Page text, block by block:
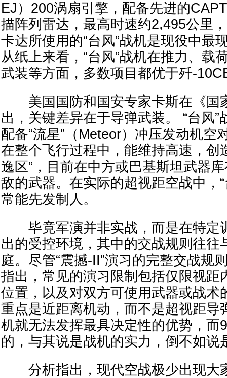
EJ）200涡扇引擎，配备先进的
描阵列雷达，最高时速约2,495公里
卡达所使用的“台风”战机是现役中最
从纸上来看，“台风”战机在推力、载
武装等方面，多数项目都优于歼-
美国国防和国安专家卡斯在《国
出，关键差异在于导弹武装。 “台风”
配备“流星”（Meteor）冲压发动机空
在整个飞行过程中，能维持高速，创
逸区”，目前在中方或巴基斯坦武器
敌的武器。在实际的超视距空战中，
常能先发制人。
毕竟军演并非实战，而是在特定
出的受控环境，其中的交战规则往往
庭。尽管“震撼-II”演习的完整交战规
指出，常见的演习限制包括仅限视距
位置，以及对双方可使用武器或战术
重点是近距离机动，而不是超视距导
机就无法发挥最具决定性的优势，而
的，与其说是战机的实力，倒不如说
分析指出，现代空战极少出现大